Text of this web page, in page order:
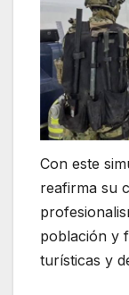
Con este
reafirma su
población y
turísticas y